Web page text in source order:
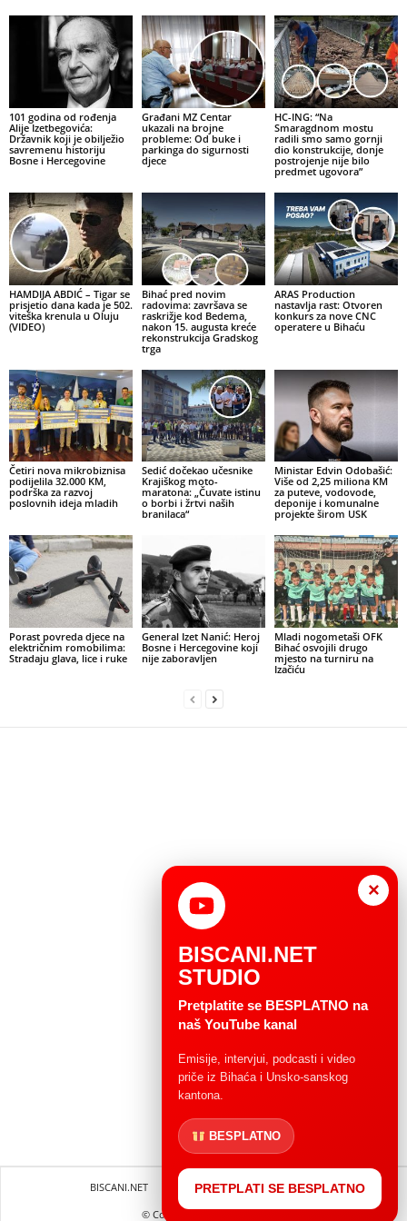
101 godina od rođenja
Alije Izetbegovića:
Državnik koji je obilježio
savremenu historiju
Bosne i Hercegovine
Građani MZ Centar
ukazali na brojne
probleme: Od buke i
parkinga do sigurnosti
djece
HC-ING: “Na
Smaragdnom mostu
radili smo samo gornji
dio konstrukcije, donje
postrojenje nije bilo
predmet ugovora”
HAMDIJA ABDIĆ – Tigar se
prisjetio dana kada je 502.
viteška krenula u Oluju
(VIDEO)
Bihać pred novim
radovima: završava se
raskrižje kod Bedema,
nakon 15. augusta kreće
rekonstrukcija Gradskog
trga
ARAS Production
nastavlja rast: Otvoren
konkurs za nove CNC
operatere u Bihaću
Četiri nova mikrobiznisa
podijelila 32.000 KM,
podrška za razvoj
poslovnih ideja mladih
Sedić dočekao učesnike
Krajiškog moto-
maratona: „Čuvate istinu
o borbi i žrtvi naših
branilaca“
Ministar Edvin Odobašić:
Više od 2,25 miliona KM
za puteve, vodovode,
deponije i komunalne
projekte širom USK
Porast povreda djece na
električnim romobilima:
Stradaju glava, lice i ruke
General Izet Nanić: Heroj
Bosne i Hercegovine koji
nije zaboravljen
Mladi nogometaši OFK
Bihać osvojili drugo
mjesto na turniru na
Izačiću
BISCANI.NET Impressum
Uvjeti korištenja
© Copryright 2004 - 2025.
×
BISCANI.NET
STUDIO
Pretplatite se BESPLATNO na
naš YouTube kanal
Emisije, intervjui, podcasti i video
priče iz Bihaća i Unsko-sanskog
kantona.
BESPLATNO
PRETPLATI SE BESPLATNO